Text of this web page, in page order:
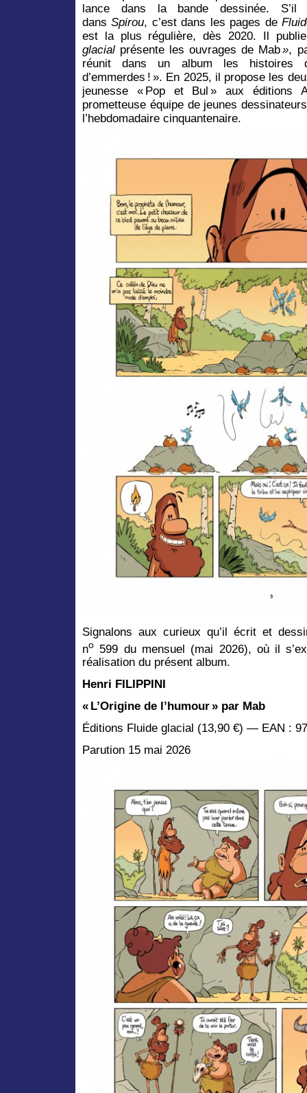
lance dans la bande dessinée.
dans Spirou, c’est dans les pages de
est la plus régulière, dès 2020. Il
glacial présente les ouvrages de Mab»,
réunit dans un album les histoires
d’emmerdes ! ». En 2025, il propose les
jeunesse « Pop et Bul » aux éditions
prometteuse équipe de jeunes
l’hebdomadaire cinquantenaire.
Signalons aux curieux qu’il écrit et
no 599 du mensuel (mai 2026), où il
réalisation du présent album.
Henri FILIPPINI
« L’Origine de l’humour » par Mab
Éditions Fluide glacial (13,90 €) — EAN :
Parution 15 mai 2026